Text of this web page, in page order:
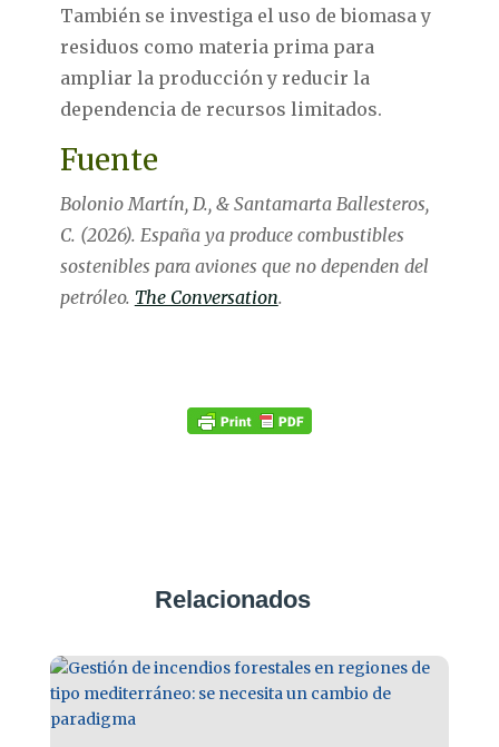
También se investiga el uso de biomasa y
residuos como materia prima para
ampliar la producción y reducir la
dependencia de recursos limitados.
Fuente
Bolonio Martín, D., & Santamarta Ballesteros,
C. (2026). España ya produce combustibles
sostenibles para aviones que no dependen del
petróleo. The Conversation.
Relacionados